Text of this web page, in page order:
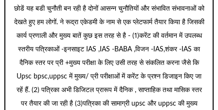
छोडें यह बडी चुनौती बन रही है दोनों आसन्न चुनौतियों और संभावित संभावनाओं को
देखते हुए हम लोगों. ने रूद्रा एकेडमी के नाम से एक प्लेटफार्म तैयार किया है जिसकी
कार्य प्रणाली और मुख्य बातें कुछ इस तरह से है - (1)करेंट की वर्तमान में उपलब्ध
स्तरीय पत्रिकाओं -इनसाइट IAS ,IAS -BABA ,विजन -IAS,शंकर -IAS का
दैनिक स्तर पर प्री +मुख्य परीक्षा के लिए उसी तरह से संकलित करना जैसे कि
Upsc bpsc,uppsc में मुख्य/ प्री परीक्षाओं में करेंट के प्रश्न डिजाइन किए जा
रहें हैं. (2) पत्रिका अभी डिजिटल प्रारूप में दैनिक , साप्ताहिक तथा मासिक स्तर
पर तैयार की जा रही है (3)पत्रिका की सामाग्री upsc और uppsc की मुख्य